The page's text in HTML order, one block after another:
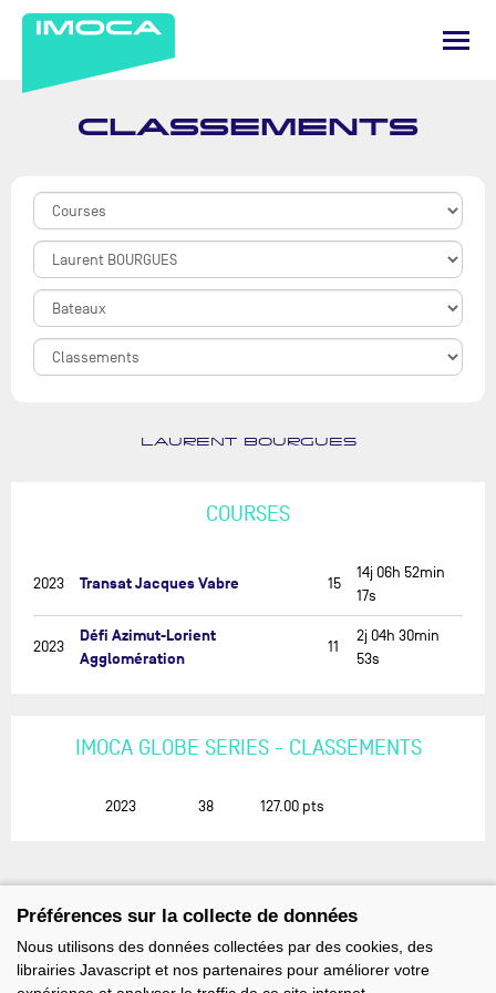
CLASSEMENTS
LAURENT BOURGUES
COURSES
2023 Transat Jacques Vabre 15
14j 06h 52min
17s
2023
Défi Azimut-Lorient
Agglomération
11
2j 04h 30min
53s
IMOCA GLOBE SERIES - CLASSEMENTS
2023 38 127.00 pts
Préférences sur la collecte de données
Nous utilisons des données collectées par des cookies, des
librairies Javascript et nos partenaires pour améliorer votre